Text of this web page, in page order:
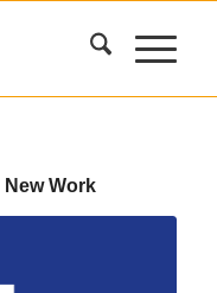
New Work